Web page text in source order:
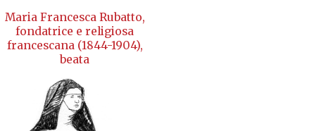
Maria Francesca Rubatto,
fondatrice e religiosa
francescana (1844-1904),
beata